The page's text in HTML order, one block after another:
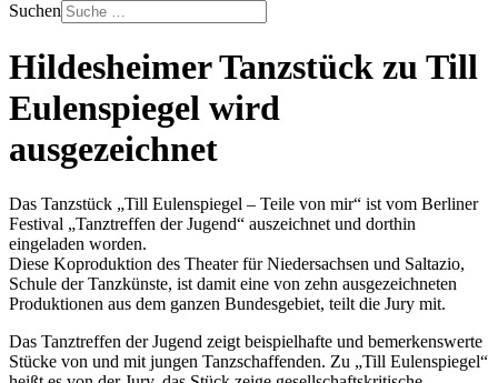
Suchen
Hildesheimer Tanzstück zu Till
Eulenspiegel wird
ausgezeichnet
Das Tanzstück „Till Eulenspiegel – Teile von mir“ ist vom Berliner
Festival „Tanztreffen der Jugend“ auszeichnet und dorthin
eingeladen worden.
Diese Koproduktion des Theater für Niedersachsen und Saltazio,
Schule der Tanzkünste, ist damit eine von zehn ausgezeichneten
Produktionen aus dem ganzen Bundesgebiet, teilt die Jury mit.
Das Tanztreffen der Jugend zeigt beispielhafte und bemerkenswerte
Stücke von und mit jungen Tanzschaffenden. Zu „Till Eulenspiegel“